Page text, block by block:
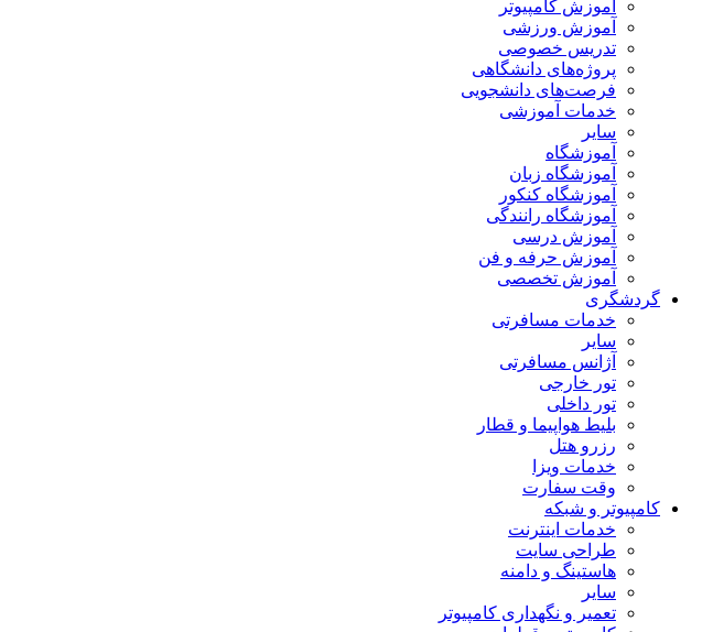
آموزش کامپیوتر
آموزش ورزشی
تدریس خصوصی
پروژه‌های دانشگاهی
فرصت‌های دانشجویی
خدمات آموزشی
سایر
آموزشگاه
آموزشگاه زبان
آموزشگاه کنکور
آموزشگاه رانندگی
آموزش درسی
آموزش حرفه و فن
آموزش تخصصی
گردشگری
خدمات مسافرتی
سایر
آژانس مسافرتی
تور خارجی
تور داخلی
بلیط هواپیما و قطار
رزرو هتل
خدمات ویزا
وقت سفارت
کامپیوتر و شبکه
خدمات اینترنت
طراحی سایت
هاستینگ و دامنه
سایر
تعمیر و نگهداری کامپیوتر